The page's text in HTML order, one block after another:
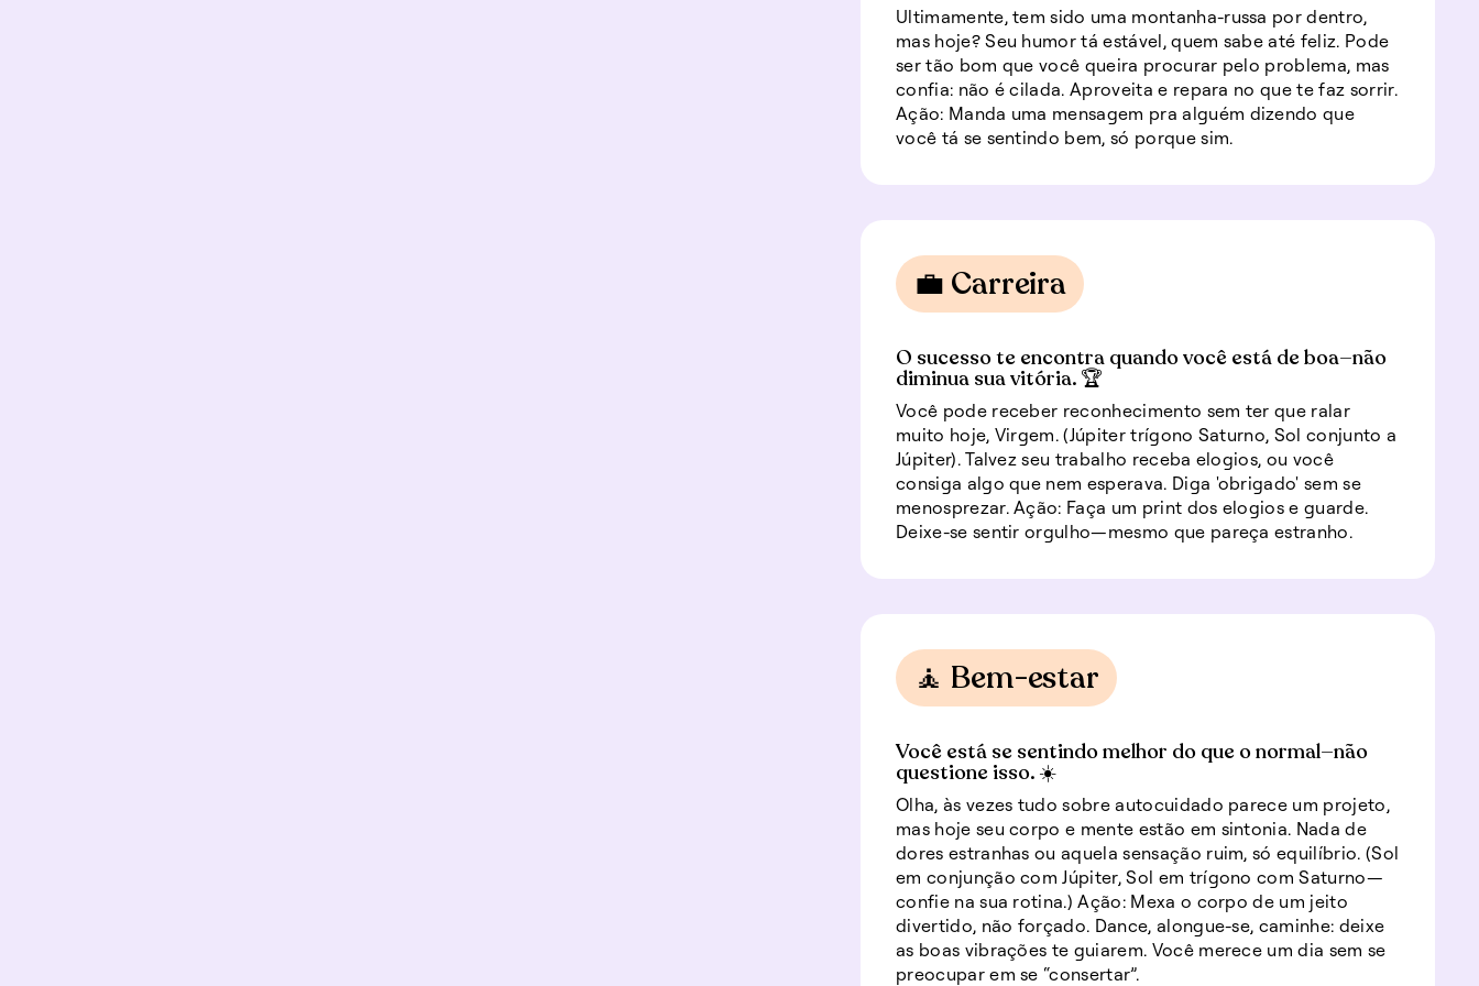
Ultimamente, tem sido uma montanha-russa por dentro,
mas hoje? Seu humor tá estável, quem sabe até feliz. Pode
ser tão bom que você queira procurar pelo problema, mas
confia: não é cilada. Aproveita e repara no que te faz sorrir.
Ação: Manda uma mensagem pra alguém dizendo que
você tá se sentindo bem, só porque sim.
💼 Carreira
O sucesso te encontra quando você está de boa—não
diminua sua vitória. 🏆
Você pode receber reconhecimento sem ter que ralar
muito hoje, Virgem. (Júpiter trígono Saturno, Sol conjunto a
Júpiter). Talvez seu trabalho receba elogios, ou você
consiga algo que nem esperava. Diga 'obrigado' sem se
menosprezar. Ação: Faça um print dos elogios e guarde.
Deixe-se sentir orgulho—mesmo que pareça estranho.
🧘 Bem-estar
Você está se sentindo melhor do que o normal—não
questione isso. ☀️
Olha, às vezes tudo sobre autocuidado parece um projeto,
mas hoje seu corpo e mente estão em sintonia. Nada de
dores estranhas ou aquela sensação ruim, só equilíbrio. (Sol
em conjunção com Júpiter, Sol em trígono com Saturno—
confie na sua rotina.) Ação: Mexa o corpo de um jeito
divertido, não forçado. Dance, alongue-se, caminhe: deixe
as boas vibrações te guiarem. Você merece um dia sem se
preocupar em se “consertar”.